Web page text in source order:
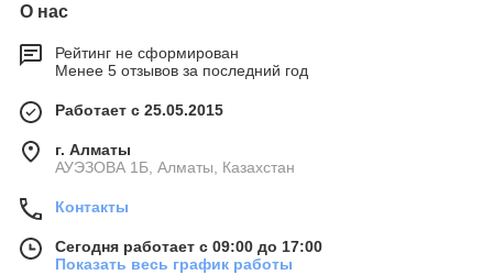
О нас
Рейтинг не сформирован
Менее 5 отзывов за последний год
Работает с 25.05.2015
г. Алматы
АУЭЗОВА 1Б, Алматы, Казахстан
Контакты
Сегодня работает с 09:00 до 17:00
Показать весь график работы